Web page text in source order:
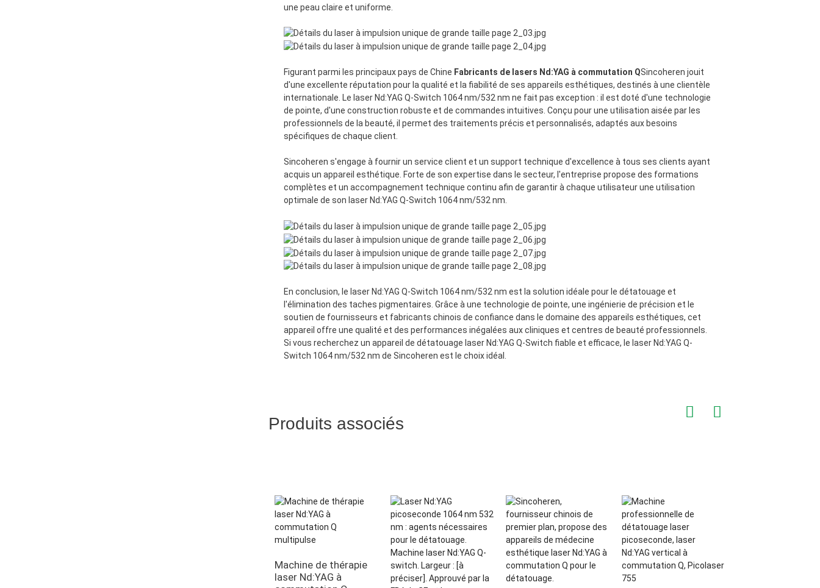
une peau claire et uniforme.
Figurant parmi les principaux pays de Chine Fabricants de lasers Nd:YAG à commutation QSincoheren jouit
d'une excellente réputation pour la qualité et la fiabilité de ses appareils esthétiques, destinés à une clientèle
internationale. Le laser Nd:YAG Q-Switch 1064 nm/532 nm ne fait pas exception : il est doté d'une technologie
de pointe, d'une construction robuste et de commandes intuitives. Conçu pour une utilisation aisée par les
professionnels de la beauté, il permet des traitements précis et personnalisés, adaptés aux besoins
spécifiques de chaque client.
Sincoheren s'engage à fournir un service client et un support technique d'excellence à tous ses clients ayant
acquis un appareil esthétique. Forte de son expertise dans le secteur, l'entreprise propose des formations
complètes et un accompagnement technique continu afin de garantir à chaque utilisateur une utilisation
optimale de son laser Nd:YAG Q-Switch 1064 nm/532 nm.
En conclusion, le laser Nd:YAG Q-Switch 1064 nm/532 nm est la solution idéale pour le détatouage et
l'élimination des taches pigmentaires. Grâce à une technologie de pointe, une ingénierie de précision et le
soutien de fournisseurs et fabricants chinois de confiance dans le domaine des appareils esthétiques, cet
appareil offre une qualité et des performances inégalées aux cliniques et centres de beauté professionnels.
Si vous recherchez un appareil de détatouage laser Nd:YAG Q-Switch fiable et efficace, le laser Nd:YAG Q-
Switch 1064 nm/532 nm de Sincoheren est le choix idéal.
Produits associés
Machine de thérapie
laser Nd:YAG à